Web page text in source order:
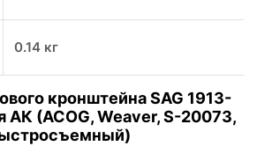
0.14 кг
кронштейна SAG 1913-
АК (ACOG, Weaver, S-20073,